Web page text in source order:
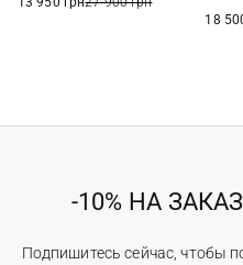
18
-10% НА
Подпишитесь сейчас, чтобы